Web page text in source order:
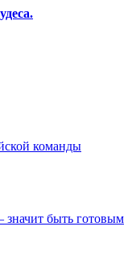
команды
быть готовым